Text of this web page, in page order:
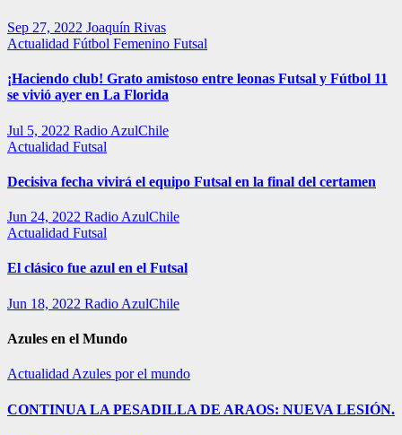
Sep 27, 2022 Joaquín Rivas
Actualidad Fútbol Femenino Futsal
¡Haciendo club! Grato amistoso entre leonas Futsal y Fútbol 11
se vivió ayer en La Florida
Jul 5, 2022 Radio AzulChile
Actualidad Futsal
Decisiva fecha vivirá el equipo Futsal en la final del certamen
Jun 24, 2022 Radio AzulChile
Actualidad Futsal
El clásico fue azul en el Futsal
Jun 18, 2022 Radio AzulChile
Azules en el Mundo
Actualidad Azules por el mundo
CONTINUA LA PESADILLA DE ARAOS: NUEVA LESIÓN.